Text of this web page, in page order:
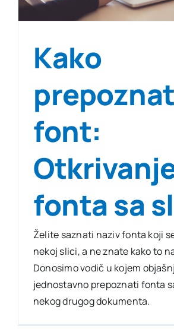
Kako
font:
fonta sa
Želite saznati naziv fonta koji
nekoj slici, a ne znate kako to
Donosimo vodič u kojem
jednostavno prepoznati fonta
nekog drugog dokumenta.